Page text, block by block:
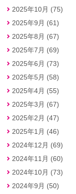
2025年10月 (75)
2025年9月 (61)
2025年8月 (67)
2025年7月 (69)
2025年6月 (73)
2025年5月 (58)
2025年4月 (55)
2025年3月 (67)
2025年2月 (47)
2025年1月 (46)
2024年12月 (69)
2024年11月 (60)
2024年10月 (73)
2024年9月 (50)